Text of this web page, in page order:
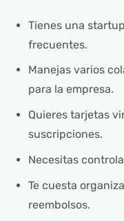
Tienes una
frecuentes.
Manejas varios
para la empresa.
Quieres tarjetas
suscripciones.
Necesitas
Te cuesta
reembolsos.